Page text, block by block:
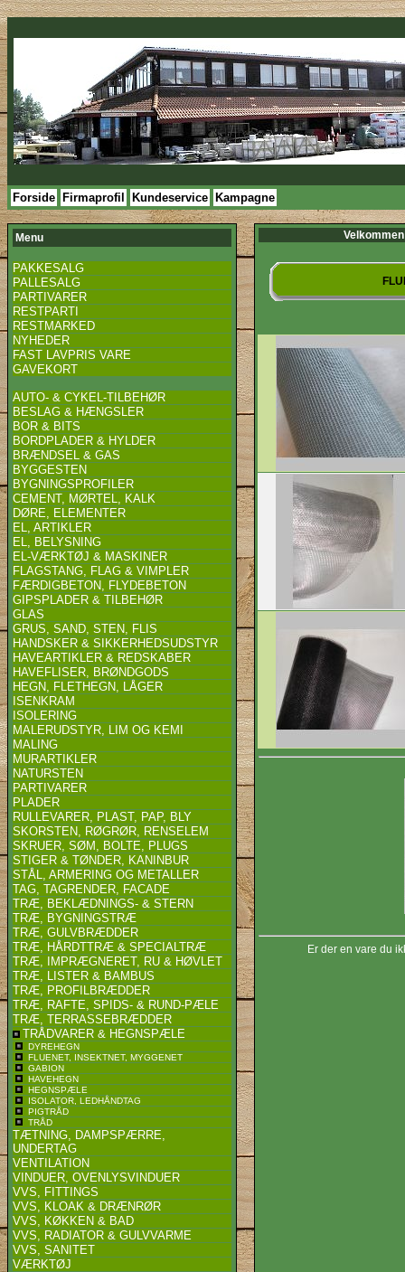
Forside Firmaprofil Kundeservice Kampagne
Menu
PAKKESALG
PALLESALG
PARTIVARER
RESTPARTI
RESTMARKED
NYHEDER
FAST LAVPRIS VARE
GAVEKORT
AUTO- & CYKEL-TILBEHØR
BESLAG & HÆNGSLER
BOR & BITS
BORDPLADER & HYLDER
BRÆNDSEL & GAS
BYGGESTEN
BYGNINGSPROFILER
CEMENT, MØRTEL, KALK
DØRE, ELEMENTER
EL, ARTIKLER
EL, BELYSNING
EL-VÆRKTØJ & MASKINER
FLAGSTANG, FLAG & VIMPLER
FÆRDIGBETON, FLYDEBETON
GIPSPLADER & TILBEHØR
GLAS
GRUS, SAND, STEN, FLIS
HANDSKER & SIKKERHEDSUDSTYR
HAVEARTIKLER & REDSKABER
HAVEFLISER, BRØNDGODS
HEGN, FLETHEGN, LÅGER
ISENKRAM
ISOLERING
MALERUDSTYR, LIM OG KEMI
MALING
MURARTIKLER
NATURSTEN
PARTIVARER
PLADER
RULLEVARER, PLAST, PAP, BLY
SKORSTEN, RØGRØR, RENSELEM
SKRUER, SØM, BOLTE, PLUGS
STIGER & TØNDER, KANINBUR
STÅL, ARMERING OG METALLER
TAG, TAGRENDER, FACADE
TRÆ, BEKLÆDNINGS- & STERN
TRÆ, BYGNINGSTRÆ
TRÆ, GULVBRÆDDER
TRÆ, HÅRDTTRÆ & SPECIALTRÆ
TRÆ, IMPRÆGNERET, RU & HØVLET
TRÆ, LISTER & BAMBUS
TRÆ, PROFILBRÆDDER
TRÆ, RAFTE, SPIDS- & RUND-PÆLE
TRÆ, TERRASSEBRÆDDER
TRÅDVARER & HEGNSPÆLE
DYREHEGN
FLUENET, INSEKTNET, MYGGENET
GABION
HAVEHEGN
HEGNSPÆLE
ISOLATOR, LEDHÅNDTAG
PIGTRÅD
TRÅD
TÆTNING, DAMPSPÆRRE,
UNDERTAG
VENTILATION
VINDUER, OVENLYSVINDUER
VVS, FITTINGS
VVS, KLOAK & DRÆNRØR
VVS, KØKKEN & BAD
VVS, RADIATOR & GULVVARME
VVS, SANITET
VÆRKTØJ
Er der en vare du